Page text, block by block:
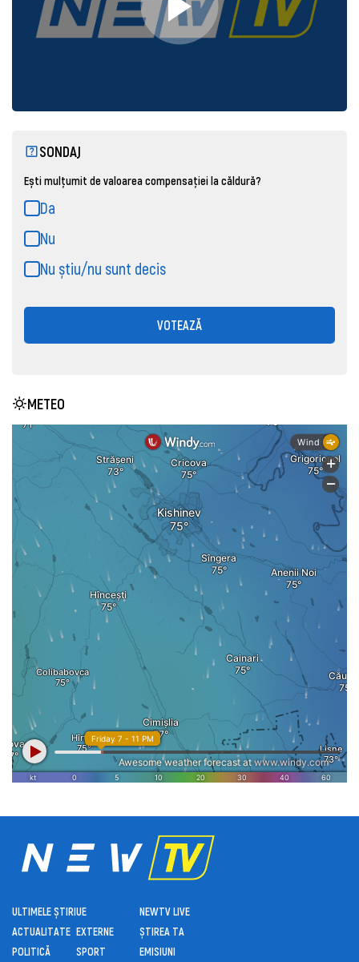
SONDAJ
Ești mulțumit de valoarea compensației la căldură?
Da
Nu
Nu știu/nu sunt decis
VOTEAZĂ
METEO
ULTIMELE ȘTIRI
ACTUALITATE
POLITICĂ
UE
EXTERNE
SPORT
NEWTV LIVE
ȘTIREA TA
EMISIUNI